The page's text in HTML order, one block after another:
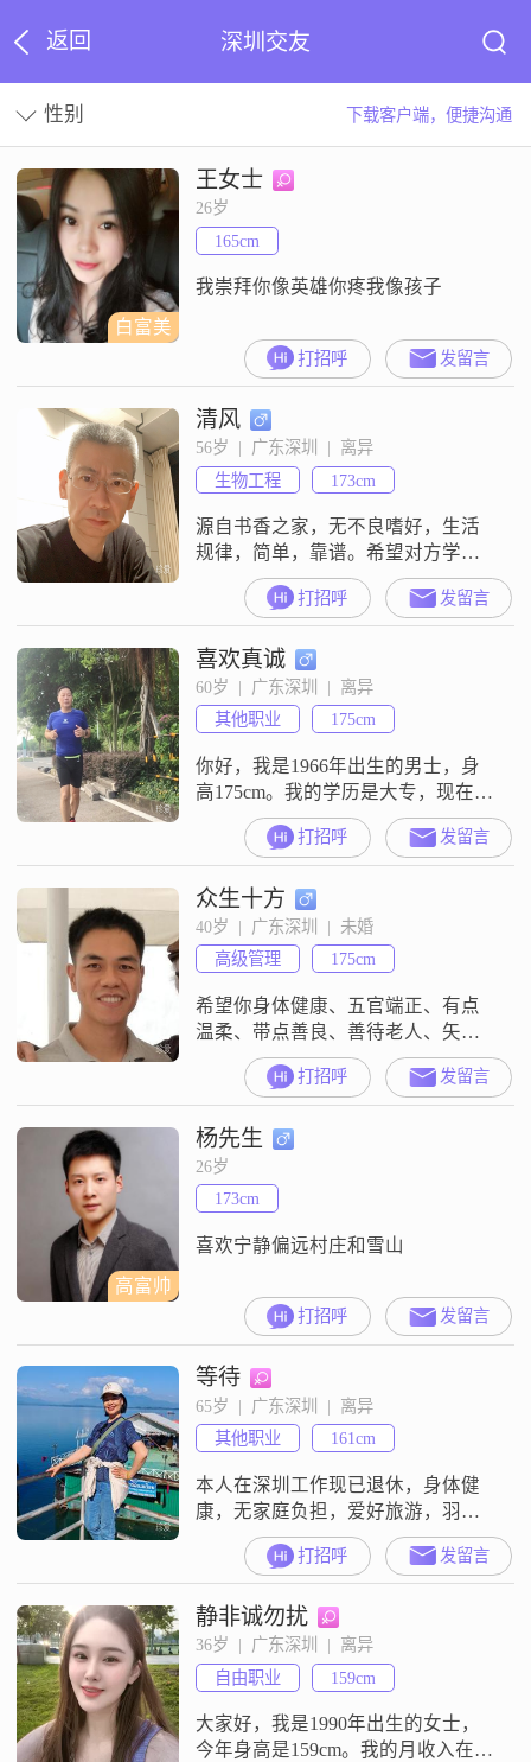
返回 深圳交友
性别 下载客户端，便捷沟通
白富美
王女士
26岁
165cm
我崇拜你像英雄你疼我像孩子
打招呼 发留言
清风
56岁  |  广东深圳  |  离异
生物工程
173cm
源自书香之家，无不良嗜好，生活
规律，简单，靠谱。希望对方学历
相当，知书达理，社交圈层干净，
重视家庭观。打招呼 发留言
喜欢真诚
60岁  |  广东深圳  |  离异
其他职业
175cm
你好，我是1966年出生的男士，身
高175cm。我的学历是大专，现在在
深圳工作，月收入在3001到5000元
之间。我的性格比较稳重可靠，平
时做事自信果断，做人责任感强。
我平时心态比较乐观积极，性格随
和易相处。生活上我比较勤俭节
约，同时也比较注重健康养生。我
目前是在深圳这边工作生活，希望
在这里遇到合适的人。我对待感情
是认
打招呼 发留言
众生十方
40岁  |  广东深圳  |  未婚
高级管理
175cm
希望你身体健康、五官端正、有点
温柔、带点善良、善待老人、矢志
不渝、白头偕老，热爱生活中美好
的东西，还没有失去纯真……自我
介绍：广州工作，自有品牌……从
事:进口红酒、有机食品、有机农
场……崇尚品质:上进、坚韧、忠
诚、宽容、阳光……总体而言属于
对社会有益无害的一类
打招呼 发留言
高富帅
杨先生
26岁
173cm
喜欢宁静偏远村庄和雪山
打招呼 发留言
等待
65岁  |  广东深圳  |  离异
其他职业
161cm
本人在深圳工作现已退休，身体健
康，无家庭负担，爱好旅游，羽毛
球，乒乓球，画画写字，整理家务
等等，想找一个通情达理，心地善
良，身体健康，性格开朗深圳本地
的伴侣一同走完余生，本人资料真
实，谢谢关注
打招呼 发留言
静非诚勿扰
36岁  |  广东深圳  |  离异
自由职业
159cm
大家好，我是1990年出生的女士，
今年身高是159cm。我的月收入在